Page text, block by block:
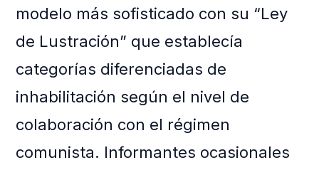
modelo más sofisticado con su “Ley
de Lustración” que establecía
categorías diferenciadas de
inhabilitación según el nivel de
colaboración con el régimen
comunista. Informantes ocasionales